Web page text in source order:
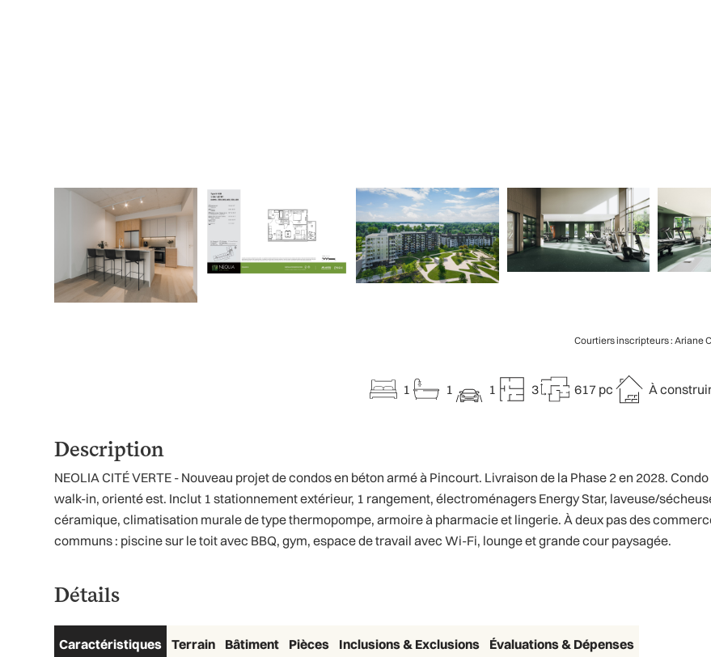
Courtiers inscripteurs : Ariane
1 1 1 3 617 pc À
Description
NEOLIA CITÉ VERTE - Nouveau projet de condos en béton armé à Pincourt. Livraison de la Phase 2 en 2028.
walk-in, orienté est. Inclut 1 stationnement extérieur, 1 rangement, électroménagers Energy Star, laveuse/
céramique, climatisation murale de type thermopompe, armoire à pharmacie et lingerie. À deux pas des
communs : piscine sur le toit avec BBQ, gym, espace de travail avec Wi-Fi, lounge et grande cour paysagée.
Détails
Caractéristiques Terrain Bâtiment Pièces Inclusions & Exclusions Évaluations & Dépenses